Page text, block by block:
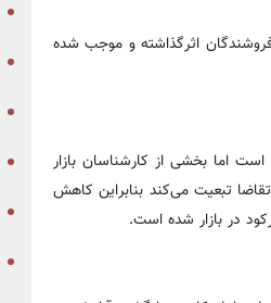
فروشندگان اثرگذاشته و موجب شده
است اما بخشی از کارشناسان بازار
تبعیت می‌کند بنابراین کاهش
در بازار شده است.